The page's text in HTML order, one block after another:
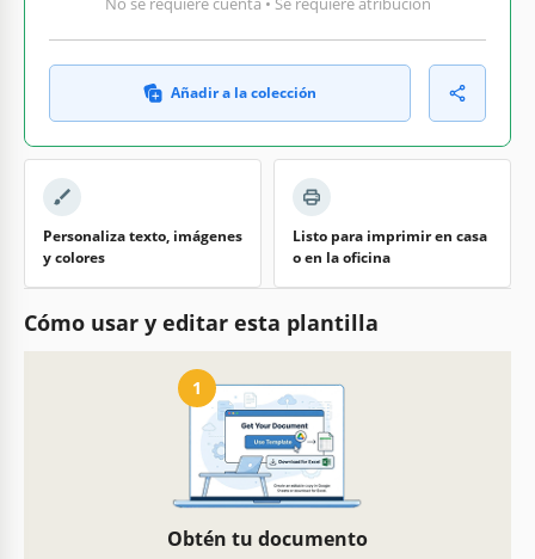
Añadir a la colección
Personaliza texto, imágenes
y colores
Listo para imprimir en casa
o en la oficina
Cómo usar y editar esta plantilla
1
Obtén tu documento